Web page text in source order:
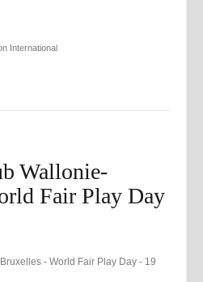
International
Wallonie-
Fair Play Day